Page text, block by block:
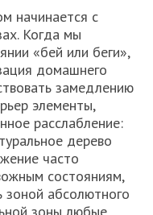
начинается с
Когда мы
«бей или беги»,
домашнего
замедлению
элементы,
расслабление:
дерево
часто
состояниям,
абсолютного
зоны любые